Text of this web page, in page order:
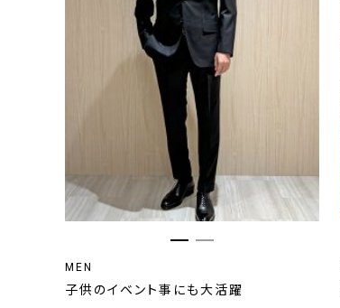
MEN
子供のイベント事にも大活躍